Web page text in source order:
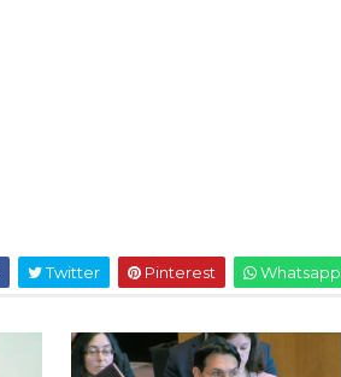
Twitter Pinterest Whatsapp